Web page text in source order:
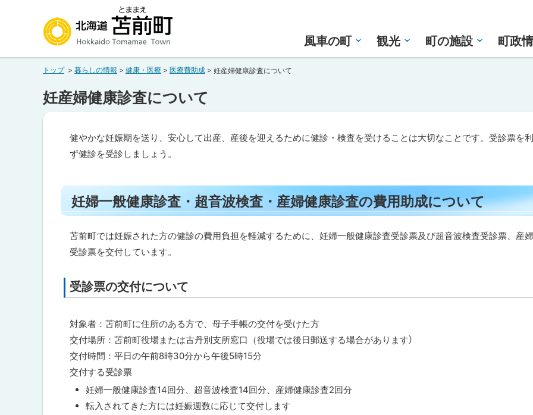
メ
北海道苫前町
Hokkaido Tomamae Town
風車の町 観光 町の施設 町政
トップ 暮らしの情報 健康・医療 医療費助成 妊産婦健康診査について
妊産婦健康診査について
健やかな妊娠期を送り、安心して出産、産後を迎えるために健診・検査を受けることは大切なことです。受診票を
ず健診を受診しましょう。
ー
内
目
妊
婦
般
健
康
査
・
超
音
波
検
妊婦一般健康診査・超音波検査・産婦健康診査の費用助成について
苫前町では妊娠された方の健診の費用負担を軽減するために、妊婦一般健康診査受診票及び超音波検査受診票、産
受診票を交付しています。
受診票の交付について
対象者：苫前町に住所のある方で、母子手帳の交付を受けた方
交付場所：苫前町役場または古丹別支所窓口（役場では後日郵送する場合があります）
交付時間：平日の午前8時30分から午後5時15分
交付する受診票
妊婦一般健康診査14回分、超音波検査14回分、産婦健康診査2回分
転入されてきた方には妊娠週数に応じて交付します
戻